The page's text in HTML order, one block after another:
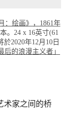
：绘画》，1861年
。24 x 16英寸(61
2020年12月10日
后的浪漫主义者」
术家之间的桥